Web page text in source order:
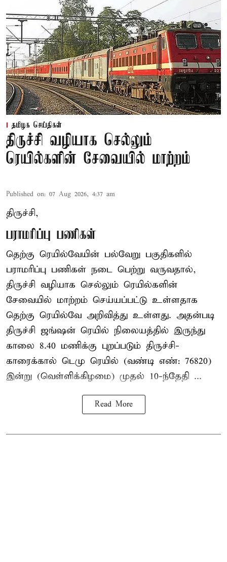
தமிழக செய்திகள்
திருச்சி வழியாக செல்லும்
ரெயில்களின் சேவையில் மாற்றம்
Published on: 07 Aug 2026, 4:37 am
திருச்சி,
பராமரிப்பு பணிகள்
தெற்கு ரெயில்வேயின் பல்வேறு பகுதிகளில்
பராமரிப்பு பணிகள் நடை பெற்று வருவதால்,
திருச்சி வழியாக செல்லும் ரெயில்களின்
சேவையில் மாற்றம் செய்யப்பட்டு உள்ளதாக
தெற்கு ரெயில்வே அறிவித்து உள்ளது. அதன்படி
திருச்சி ஜங்ஷன் ரெயில் நிலையத்தில் இருந்து
காலை 8.40 மணிக்கு புறப்படும் திருச்சி-
காரைக்கால் டெமு ரெயில் (வண்டி எண்: 76820)
இன்று (வெள்ளிக்கிழமை) முதல் 10-ந்தேதி ...
Read More